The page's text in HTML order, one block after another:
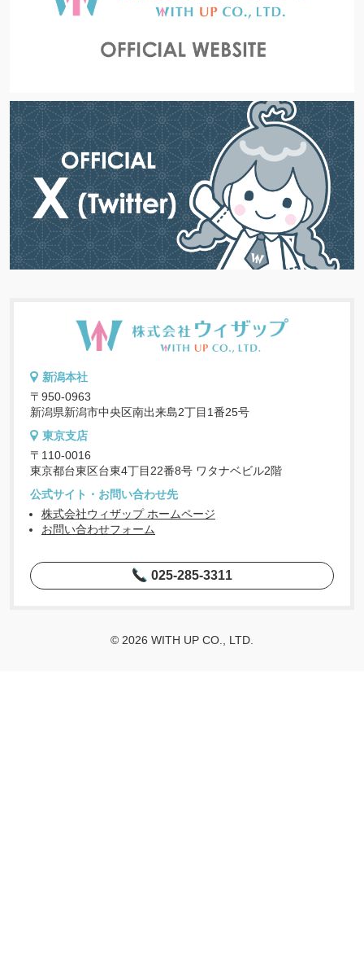
新潟本社
〒950-0963
新潟県新潟市中央区南出来島2丁目1番25号
東京支店
〒110-0016
東京都台東区台東4丁目22番8号 ワタナベビル2階
公式サイト・お問い合わせ先
株式会社ウィザップ ホームページ
お問い合わせフォーム
025-285-3311
© 2026 WITH UP CO., LTD.